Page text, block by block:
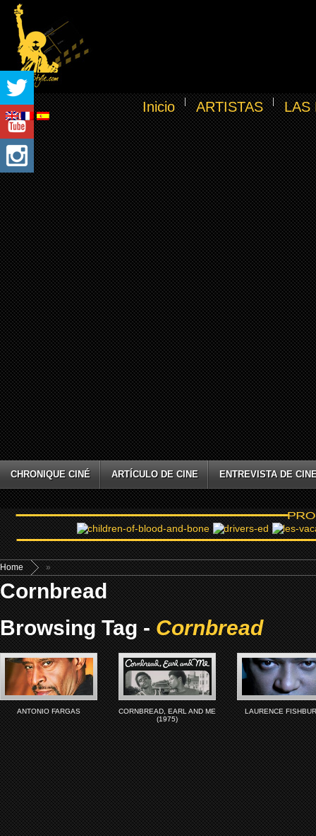
Inicio ARTISTAS LAS
CHRONIQUE CINÉ ARTÍCULO DE CINE ENTREVISTA DE
Home »
Cornbread
Browsing Tag -Cornbread
ANTONIO FARGAS
CORNBREAD, EARL AND ME
(1975)
LAURENCE